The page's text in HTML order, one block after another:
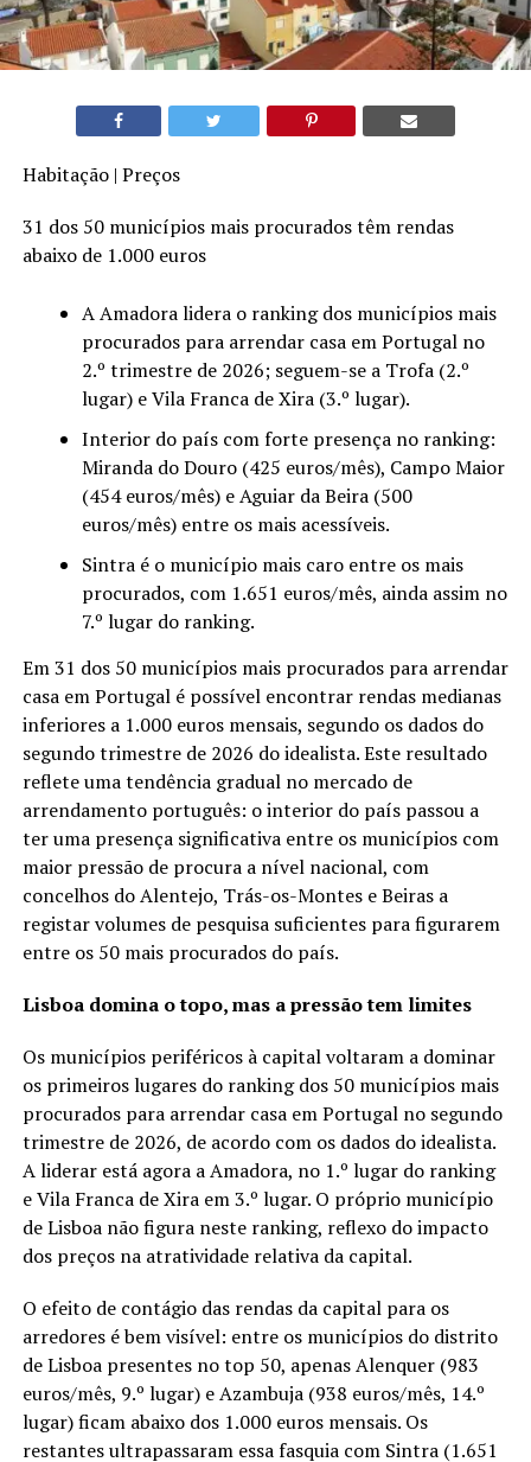
Habitação | Preços
31 dos 50 municípios mais procurados têm rendas
abaixo de 1.000 euros
A Amadora lidera o ranking dos municípios mais
procurados para arrendar casa em Portugal no
2.º trimestre de 2026; seguem-se a Trofa (2.º
lugar) e Vila Franca de Xira (3.º lugar).
Interior do país com forte presença no ranking:
Miranda do Douro (425 euros/mês), Campo Maior
(454 euros/mês) e Aguiar da Beira (500
euros/mês) entre os mais acessíveis.
Sintra é o município mais caro entre os mais
procurados, com 1.651 euros/mês, ainda assim no
7.º lugar do ranking.
Em 31 dos 50 municípios mais procurados para arrendar
casa em Portugal é possível encontrar rendas medianas
inferiores a 1.000 euros mensais, segundo os dados do
segundo trimestre de 2026 do idealista. Este resultado
reflete uma tendência gradual no mercado de
arrendamento português: o interior do país passou a
ter uma presença significativa entre os municípios com
maior pressão de procura a nível nacional, com
concelhos do Alentejo, Trás-os-Montes e Beiras a
registar volumes de pesquisa suficientes para figurarem
entre os 50 mais procurados do país.
Lisboa domina o topo, mas a pressão tem limites
Os municípios periféricos à capital voltaram a dominar
os primeiros lugares do ranking dos 50 municípios mais
procurados para arrendar casa em Portugal no segundo
trimestre de 2026, de acordo com os dados do idealista.
A liderar está agora a Amadora, no 1.º lugar do ranking
e Vila Franca de Xira em 3.º lugar. O próprio município
de Lisboa não figura neste ranking, reflexo do impacto
dos preços na atratividade relativa da capital.
O efeito de contágio das rendas da capital para os
arredores é bem visível: entre os municípios do distrito
de Lisboa presentes no top 50, apenas Alenquer (983
euros/mês, 9.º lugar) e Azambuja (938 euros/mês, 14.º
lugar) ficam abaixo dos 1.000 euros mensais. Os
restantes ultrapassaram essa fasquia com Sintra (1.651